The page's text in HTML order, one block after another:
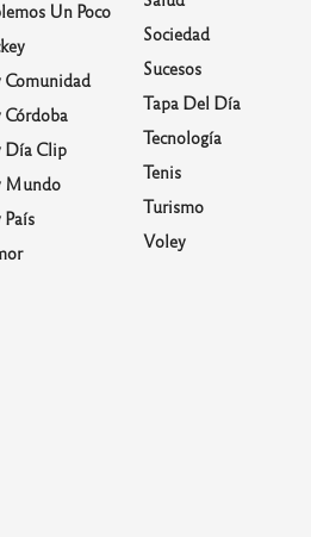
Un Poco
Comunidad
Córdoba
Día Clip
Mundo
Sociedad
Sucesos
Tapa Del Día
Tecnología
Tenis
Turismo
Voley